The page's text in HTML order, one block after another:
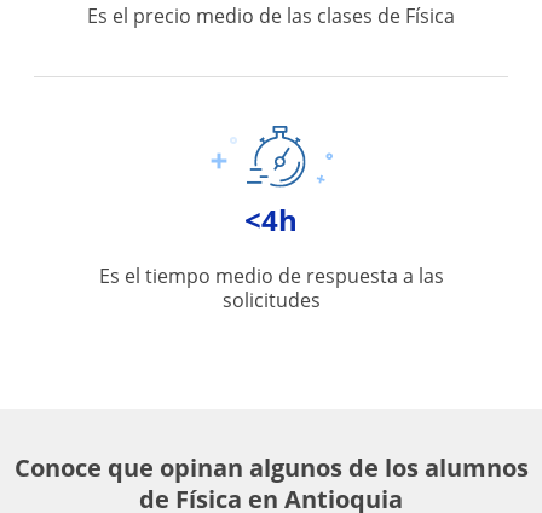
Es el precio medio de las clases de Física
<4h
Es el tiempo medio de respuesta a las
solicitudes
Conoce que opinan algunos de los alumnos
de Física en Antioquia